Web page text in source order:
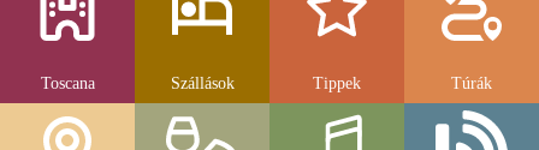
Toscana Szállások Tippek Túrák